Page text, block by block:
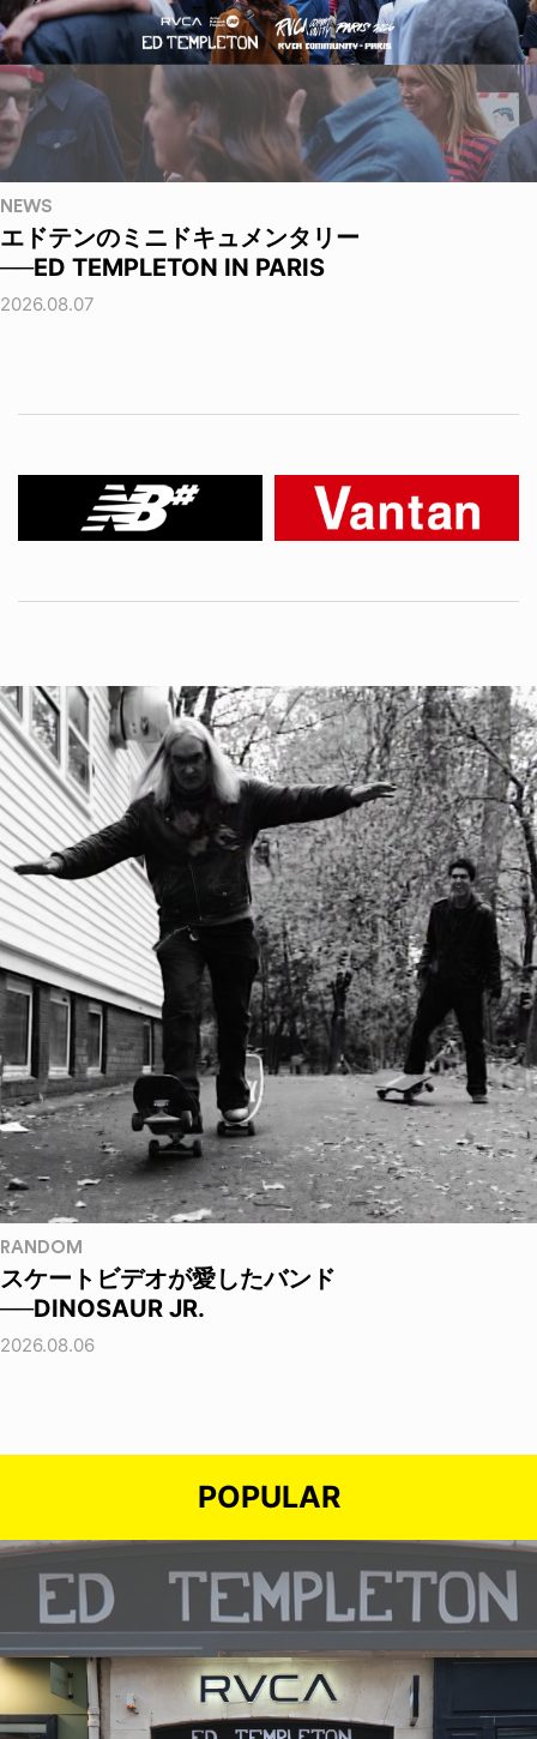
NEWS
エドテンのミニドキュメンタリー
──ED TEMPLETON IN PARIS
2026.08.07
RANDOM
スケートビデオが愛したバンド
──DINOSAUR JR.
2026.08.06
POPULAR